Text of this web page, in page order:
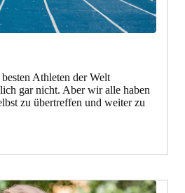
Athleten der Welt
gar nicht. Aber wir alle haben
zu übertreffen und weiter zu